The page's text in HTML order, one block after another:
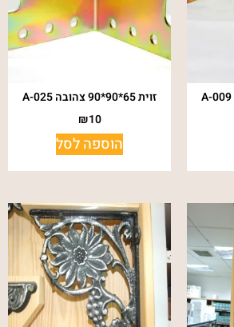
זוית 65*90*90 צהובה A-025
₪10
הוספה לסל